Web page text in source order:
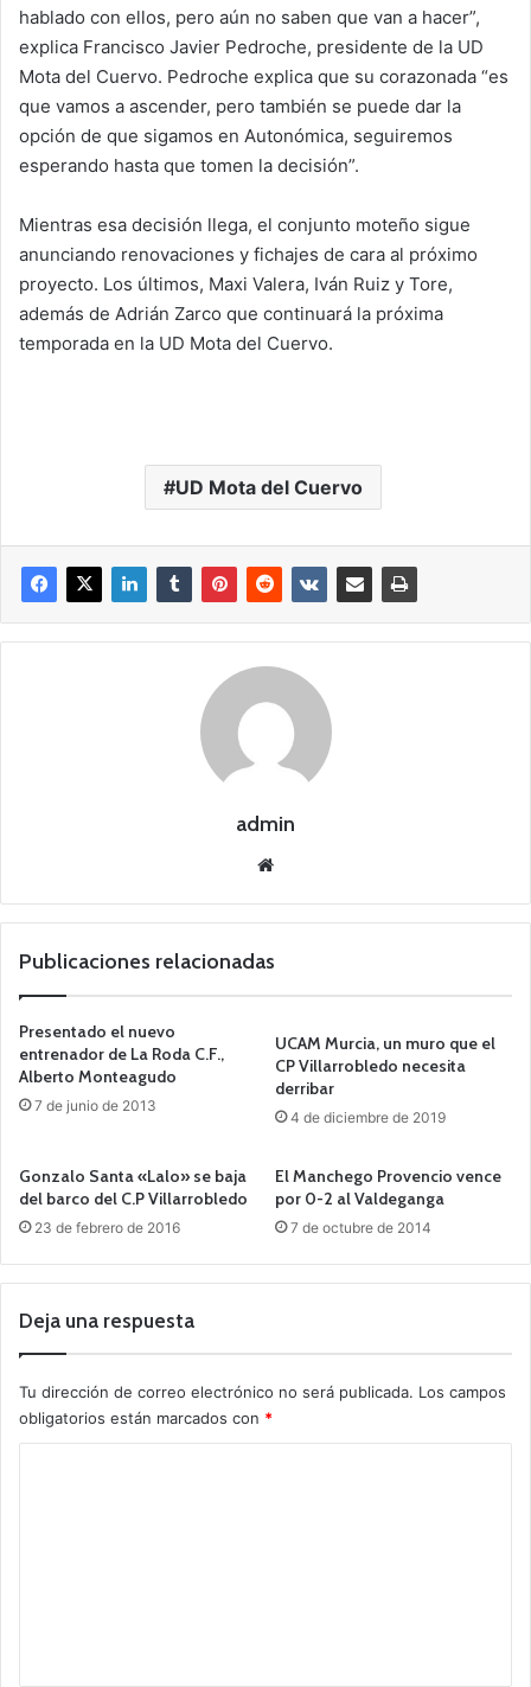
hablado con ellos, pero aún no saben que van a hacer”,
explica Francisco Javier Pedroche, presidente de la UD
Mota del Cuervo. Pedroche explica que su corazonada “es
que vamos a ascender, pero también se puede dar la
opción de que sigamos en Autonómica, seguiremos
esperando hasta que tomen la decisión”.
Mientras esa decisión llega, el conjunto moteño sigue
anunciando renovaciones y fichajes de cara al próximo
proyecto. Los últimos, Maxi Valera, Iván Ruiz y Tore,
además de Adrián Zarco que continuará la próxima
temporada en la UD Mota del Cuervo.
UD Mota del Cuervo
admin
we
Publicaciones relacionadas
Presentado el nuevo
entrenador de La Roda C.F.,
Alberto Monteagudo
7 de junio de 2013
UCAM Murcia, un muro que el
CP Villarrobledo necesita
derribar
4 de diciembre de 2019
Gonzalo Santa «Lalo» se baja
del barco del C.P Villarrobledo
23 de febrero de 2016
El Manchego Provencio vence
por 0-2 al Valdeganga
7 de octubre de 2014
Deja una respuesta
Tu dirección de correo electrónico no será publicada. Los campos
obligatorios están marcados con *